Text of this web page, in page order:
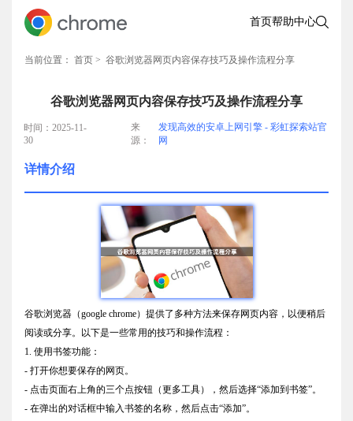
首页帮助中心
当前位置： 首页 > 谷歌浏览器网页内容保存技巧及操作流程分享
谷歌浏览器网页内容保存技巧及操作流程分享
时间：2025-11-
30
来
源：
发现高效的安卓上网引擎 - 彩虹探索站官
网
详情介绍
谷歌浏览器（google chrome）提供了多种方法来保存网页内容，以便稍后
阅读或分享。以下是一些常用的技巧和操作流程：
1. 使用书签功能：
- 打开你想要保存的网页。
- 点击页面右上角的三个点按钮（更多工具），然后选择“添加到书签”。
- 在弹出的对话框中输入书签的名称，然后点击“添加”。